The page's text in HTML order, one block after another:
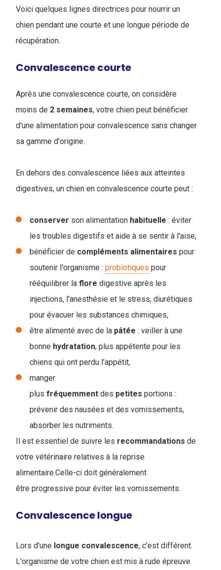
Voici quelques lignes directrices pour nourrir un
chien pendant une courte et une longue période de
récupération.
Convalescence courte
Après une convalescence courte, on considère
moins de 2 semaines, votre chien peut bénéficier
d'une alimentation pour convalescence sans changer
sa gamme d'origine.
En dehors des convalescence liées aux atteintes
digestives, un chien en convalescence courte peut :
conserver son alimentation habituelle : éviter
les troubles digestifs et aide à se sentir à l'aise,
bénéficier de compléments alimentaires pour
soutenir l'organisme : probiotiques pour
rééquilibrer la flore digestive après les
injections, l'anesthésie et le stress, diurétiques
pour évacuer les substances chimiques,
être alimenté avec de la pâtée : veiller à une
bonne hydratation, plus appétente pour les
chiens qui ont perdu l'appétit,
manger
plus fréquemment des petites portions :
prévenir des nausées et des vomissements,
absorber les nutriments.
Il est essentiel de suivre les recommandations de
votre vétérinaire relatives à la reprise
alimentaire.Celle-ci doit généralement
être progressive pour éviter les vomissements.
Convalescence longue
Lors d'une longue convalescence, c'est différent.
L'organisme de votre chien est mis à rude épreuve